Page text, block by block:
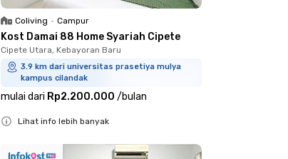
Coliving • Campur
Kost Damai 88 Home Syariah Cipete
Cipete Utara, Kebayoran Baru
3.9 km dari universitas prasetiya mulya
kampus cilandak
mulai dari Rp2.200.000 /bulan
Lihat info lebih banyak